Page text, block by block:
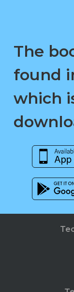
The
found
which